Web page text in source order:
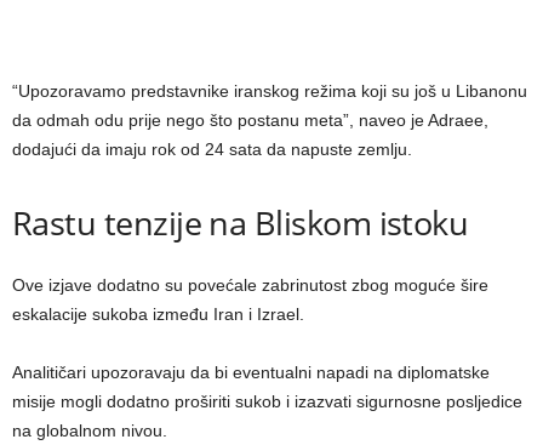
“Upozoravamo predstavnike iranskog režima koji su još u Libanonu
da odmah odu prije nego što postanu meta”, naveo je Adraee,
dodajući da imaju rok od 24 sata da napuste zemlju.
Rastu tenzije na Bliskom istoku
Ove izjave dodatno su povećale zabrinutost zbog moguće šire
eskalacije sukoba između Iran i Izrael.
Analitičari upozoravaju da bi eventualni napadi na diplomatske
misije mogli dodatno proširiti sukob i izazvati sigurnosne posljedice
na globalnom nivou.